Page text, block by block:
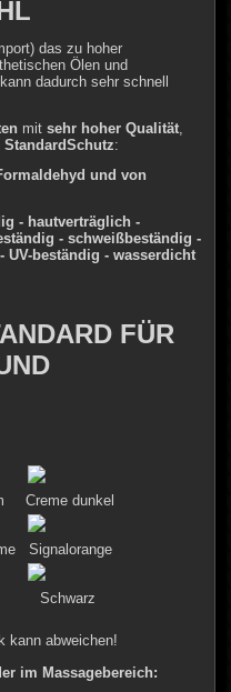
das zu hoher
Ölen und
dadurch sehr schnell
mitsehr hoher Qualität
StandardSchutz:
und von
- hautverträglich -
- schweißbeständig -
beständig - wasserdicht
FÜR
Creme dunkel
Signalorange
Schwarz
kann abweichen!
im Massagebereich: